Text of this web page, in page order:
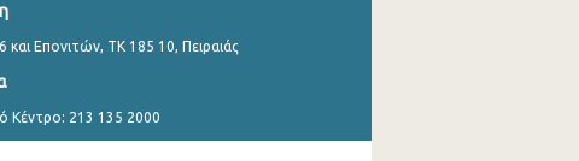
και Επονιτών, ΤΚ 185 10, Πειραιάς
Κέντρο: 213 135 2000